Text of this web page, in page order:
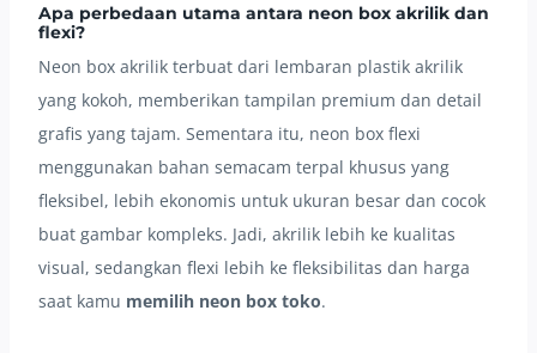
Apa perbedaan utama antara neon box akrilik dan
flexi?
Neon box akrilik terbuat dari lembaran plastik akrilik
yang kokoh, memberikan tampilan premium dan detail
grafis yang tajam. Sementara itu, neon box flexi
menggunakan bahan semacam terpal khusus yang
fleksibel, lebih ekonomis untuk ukuran besar dan cocok
buat gambar kompleks. Jadi, akrilik lebih ke kualitas
visual, sedangkan flexi lebih ke fleksibilitas dan harga
saat kamu memilih neon box toko.